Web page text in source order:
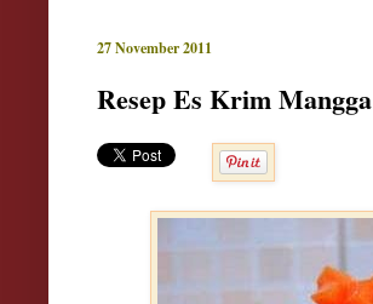
27 November 2011
Resep Es Krim Mangga